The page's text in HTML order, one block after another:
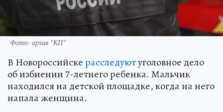
Фото: архив "КП"
В Новороссийскерасследуютуголовное дело
об избиении 7-летнего ребенка. Мальчик
находился на детской площадке, когда на него
напала женщина.